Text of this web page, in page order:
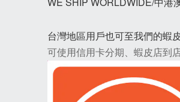
台灣地區用戶也可至我們的蝦
可使用信用卡分期、蝦皮店到